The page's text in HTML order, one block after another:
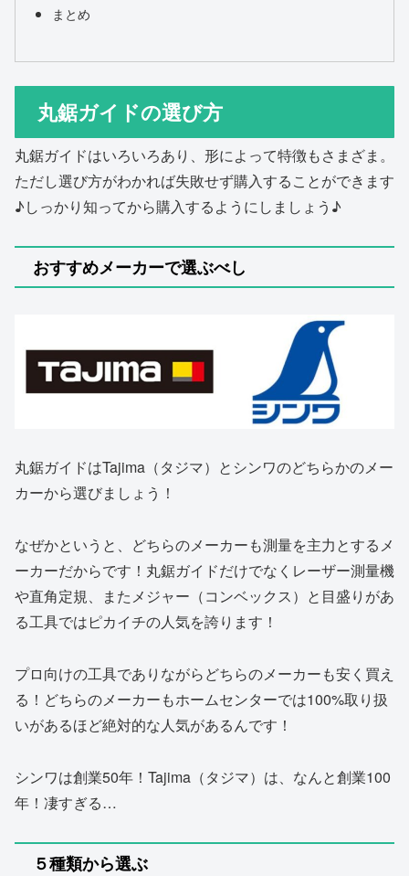
まとめ
丸鋸ガイドの選び方
丸鋸ガイドはいろいろあり、形によって特徴もさまざま。
ただし選び方がわかれば失敗せず購入することができます
♪しっかり知ってから購入するようにしましょう♪
おすすめメーカーで選ぶべし
丸鋸ガイドはTajima（タジマ）とシンワのどちらかのメー
カーから選びましょう！
なぜかというと、どちらのメーカーも測量を主力とするメ
ーカーだからです！丸鋸ガイドだけでなくレーザー測量機
や直角定規、またメジャー（コンベックス）と目盛りがあ
る工具ではピカイチの人気を誇ります！
プロ向けの工具でありながらどちらのメーカーも安く買え
る！どちらのメーカーもホームセンターでは100%取り扱
いがあるほど絶対的な人気があるんです！
シンワは創業50年！Tajima（タジマ）は、なんと創業100
年！凄すぎる…
５種類から選ぶ